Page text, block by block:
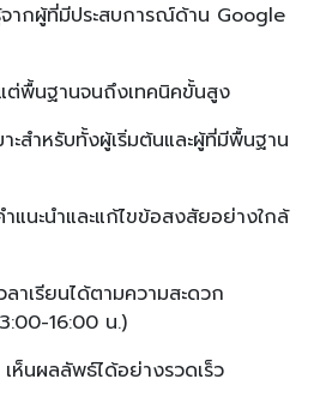
ากผู้ที่มีประสบการณ์ด้าน Google
ต่พื้นฐานจนถึงเทคนิคขั้นสูง
ะสำหรับทั้งผู้เริ่มต้นและผู้ที่มีพื้นฐาน
แนะนำและแก้ไขข้อสงสัยอย่างใกล้
าเรียนได้ตามความสะดวก
16:00 น.)
ห็นผลลัพธ์ได้อย่างรวดเร็ว